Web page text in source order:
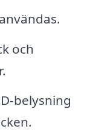
och
belysning